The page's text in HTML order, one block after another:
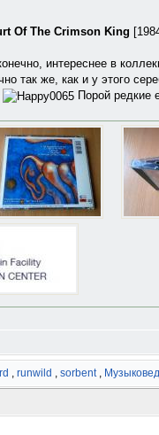
Of The Crimson King
интереснее в
так же, как и у этого
Порой редкие
, runwild , sorbent, Музыковед